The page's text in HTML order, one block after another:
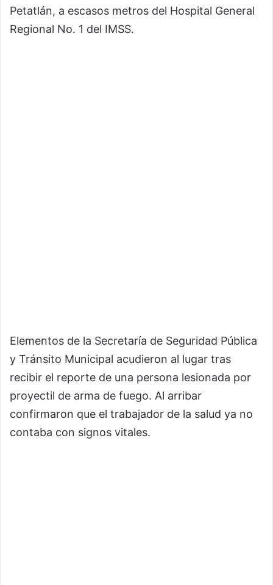
Petatlán, a escasos metros del Hospital General
Regional No. 1 del IMSS.
Elementos de la Secretaría de Seguridad Pública
y Tránsito Municipal acudieron al lugar tras
recibir el reporte de una persona lesionada por
proyectil de arma de fuego. Al arribar
confirmaron que el trabajador de la salud ya no
contaba con signos vitales.